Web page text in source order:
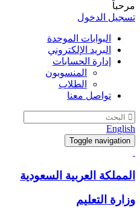
مرحباً
تسجيل الدخول
البوابات الموحدة
البريد الإلكتروني
إدارة الحسابات
المنسوبون
الطلاب
تواصل معنا
English
Toggle navigation
المملكة العربية السعودية
وزارة التعليم